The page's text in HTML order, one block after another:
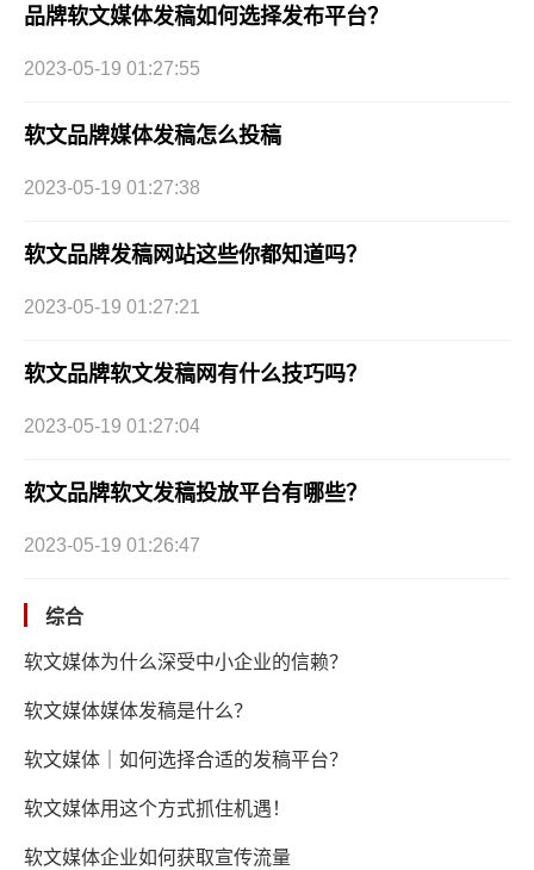
品牌软文媒体发稿如何选择发布平台？
2023-05-19 01:27:55
软文品牌媒体发稿怎么投稿
2023-05-19 01:27:38
软文品牌发稿网站这些你都知道吗？
2023-05-19 01:27:21
软文品牌软文发稿网有什么技巧吗？
2023-05-19 01:27:04
软文品牌软文发稿投放平台有哪些？
2023-05-19 01:26:47
综合
软文媒体为什么深受中小企业的信赖？
软文媒体媒体发稿是什么？
软文媒体｜如何选择合适的发稿平台？
软文媒体用这个方式抓住机遇！
软文媒体企业如何获取宣传流量